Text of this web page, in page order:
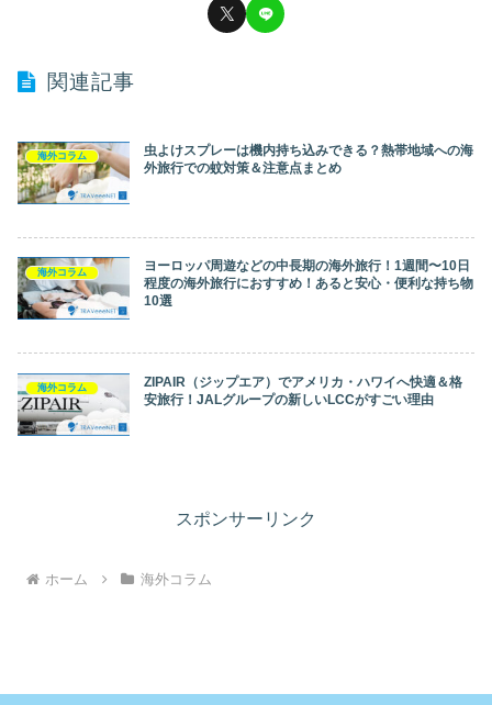
関連記事
海外コラム
虫よけスプレーは機内持ち込みできる？熱帯地域への海
外旅行での蚊対策＆注意点まとめ
海外コラム
ヨーロッパ周遊などの中長期の海外旅行！1週間〜10日
程度の海外旅行におすすめ！あると安心・便利な持ち物
10選
海外コラム
ZIPAIR（ジップエア）でアメリカ・ハワイへ快適＆格
安旅行！JALグループの新しいLCCがすごい理由
スポンサーリンク
ホーム 海外コラム